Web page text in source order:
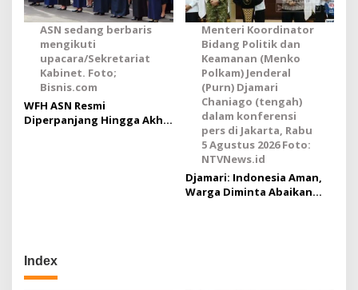
ASN sedang berbaris
mengikuti
upacara/Sekretariat
Kabinet. Foto;
Bisnis.com
WFH ASN Resmi
Diperpanjang Hingga Akhir
Menteri Koordinator
Bidang Politik dan
Keamanan (Menko
Polkam) Jenderal
(Purn) Djamari
Chaniago (tengah)
dalam konferensi
pers di Jakarta, Rabu
5 Agustus 2026 Foto:
NTVNews.id
Djamari: Indonesia Aman,
Warga Diminta Abaikan
Index